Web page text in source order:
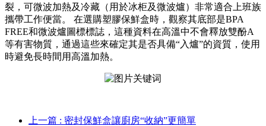
裂，可微波加熱及冷藏（用於冰柜及微波爐）非常適合上班族
攜帶工作便當。 在選購塑膠保鮮盒時，觀察其底部是BPA
FREE和微波爐圖標標誌，這種資料在高溫中不會釋放雙酚A
等有害物質，通過這些來確定其是否具備“入爐”的資質，使用
時避免長時間用高溫加熱。
上一篇 : 密封保鮮盒讓廚房“收納”更簡單